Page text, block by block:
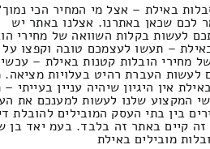
באילת – אצל מי המחיר הכי
לכם שכאן באתרנו. אצלנו באתר יש
לעשות בקלות השוואה של מחירי
– תעשו לעצמכם טובה וקפצו
מחירי הובלות קטנות באילת –
לעשות העברת רהיט בעלויות
אין היגיון שיהיה עניין בעייתי –
המקצוע שלנו לעשות למענכם את
בין בתי העסק המובילים להובלת
קיים באתר זה בלבד. בעמ יאד בן
מובילים באילת